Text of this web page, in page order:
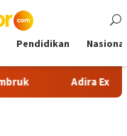
Pendidikan Nasional
Adira Expo